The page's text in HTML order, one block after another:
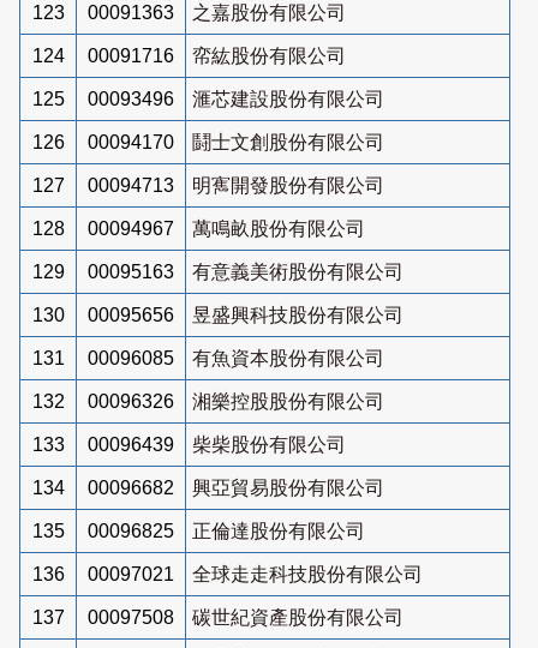
123 00091363 之嘉股份有限公司
124 00091716 帟紘股份有限公司
125 00093496 滙芯建設股份有限公司
126 00094170 鬪士文創股份有限公司
127 00094713 明寯開發股份有限公司
128 00094967 萬鳴畝股份有限公司
129 00095163 有意義美術股份有限公司
130 00095656 昱盛興科技股份有限公司
131 00096085 有魚資本股份有限公司
132 00096326 湘樂控股股份有限公司
133 00096439 柴柴股份有限公司
134 00096682 興亞貿易股份有限公司
135 00096825 正倫達股份有限公司
136 00097021 全球走走科技股份有限公司
137 00097508 碳世紀資產股份有限公司